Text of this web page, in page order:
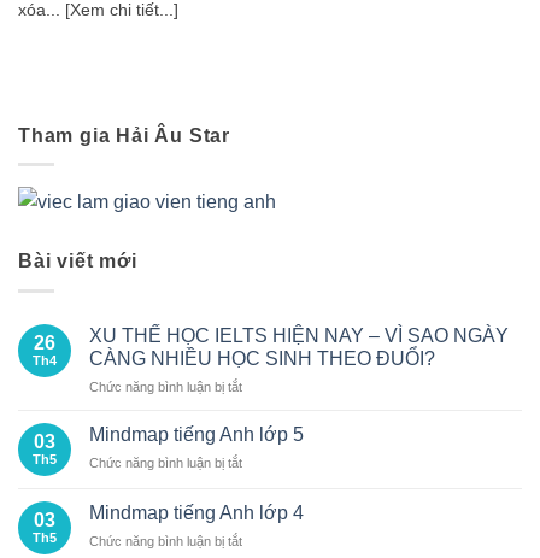
xóa... [Xem chi tiết...]
Tham gia Hải Âu Star
Bài viết mới
26
Th4
XU THẾ HỌC IELTS HIỆN NAY – VÌ SAO NGÀY
CÀNG NHIỀU HỌC SINH THEO ĐUỔI?
Chức năng bình luận bị tắtở
THẾ
IELTS
NAY
VÌ
03
Th5
Mindmap tiếng Anh lớp 5
Chức năng bình luận bị tắtở
tiếng
Anh
lớp
03
Th5
Mindmap tiếng Anh lớp 4
Chức năng bình luận bị tắtở